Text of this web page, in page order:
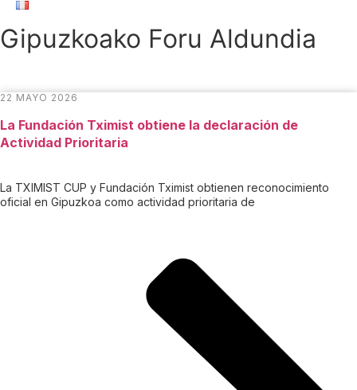
Gipuzkoako Foru Aldundia
22 MAYO 2026
La Fundación Tximist obtiene la declaración de
Actividad Prioritaria
La TXIMIST CUP y Fundación Tximist obtienen reconocimiento
oficial en Gipuzkoa como actividad prioritaria de